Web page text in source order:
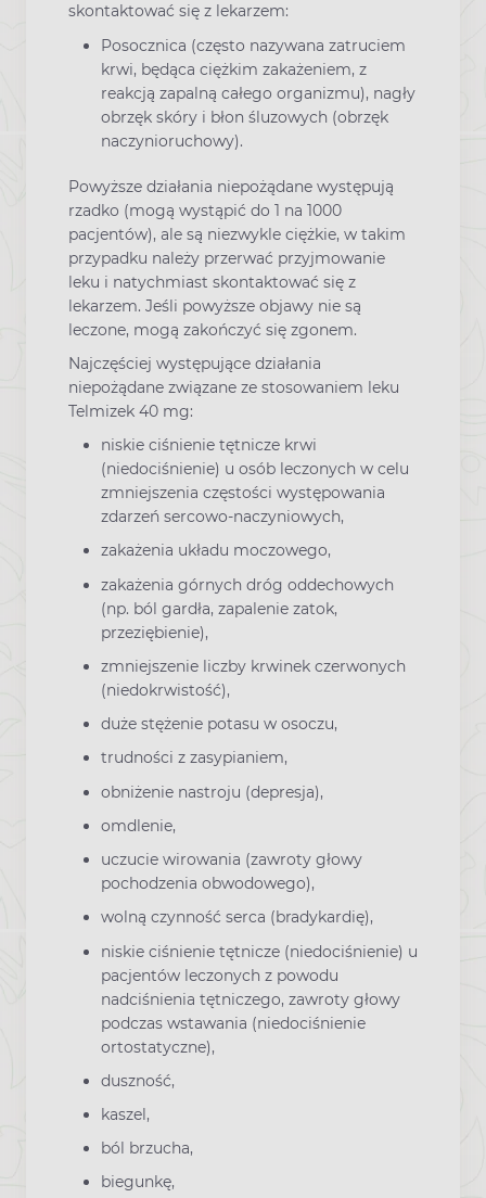
skontaktować się z lekarzem:
Posocznica (często nazywana zatruciem
krwi, będąca ciężkim zakażeniem, z
reakcją zapalną całego organizmu), nagły
obrzęk skóry i błon śluzowych (obrzęk
naczynioruchowy).
Powyższe działania niepożądane występują
rzadko (mogą wystąpić do 1 na 1000
pacjentów), ale są niezwykle ciężkie, w takim
przypadku należy przerwać przyjmowanie
leku i natychmiast skontaktować się z
lekarzem. Jeśli powyższe objawy nie są
leczone, mogą zakończyć się zgonem.
Najczęściej występujące działania
niepożądane związane ze stosowaniem leku
Telmizek 40 mg:
niskie ciśnienie tętnicze krwi
(niedociśnienie) u osób leczonych w celu
zmniejszenia częstości występowania
zdarzeń sercowo-naczyniowych,
zakażenia układu moczowego,
zakażenia górnych dróg oddechowych
(np. ból gardła, zapalenie zatok,
przeziębienie),
zmniejszenie liczby krwinek czerwonych
(niedokrwistość),
duże stężenie potasu w osoczu,
trudności z zasypianiem,
obniżenie nastroju (depresja),
omdlenie,
uczucie wirowania (zawroty głowy
pochodzenia obwodowego),
wolną czynność serca (bradykardię),
niskie ciśnienie tętnicze (niedociśnienie) u
pacjentów leczonych z powodu
nadciśnienia tętniczego, zawroty głowy
podczas wstawania (niedociśnienie
ortostatyczne),
duszność,
kaszel,
ból brzucha,
biegunkę,